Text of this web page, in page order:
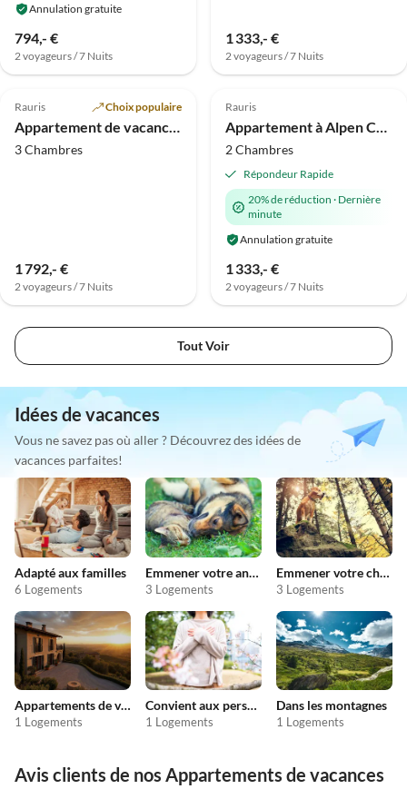
Annulation gratuite
794,- €
2 voyageurs / 7 Nuits
1 333,- €
2 voyageurs / 7 Nuits
Rauris Choix populaire
Appartement de vacances Chalet Hochalmbahnen
3 Chambres
1 792,- €
2 voyageurs / 7 Nuits
Rauris
Appartement à Alpen Chalet Rauris, près des remontées mécaniques
2 Chambres
Répondeur Rapide
20% de réduction · Dernière
minute
Annulation gratuite
1 333,- €
2 voyageurs / 7 Nuits
Tout Voir
Idées de vacances
Vous ne savez pas où aller ? Découvrez des idées de
vacances parfaites!
Adapté aux familles
6 Logements
Emmener votre animal en vacances
3 Logements
Emmener votre chien en vacances
3 Logements
Appartements de vacances pas chers
1 Logements
Convient aux personnes allergiques
1 Logements
Dans les montagnes
1 Logements
Avis clients de nos Appartements de vacances